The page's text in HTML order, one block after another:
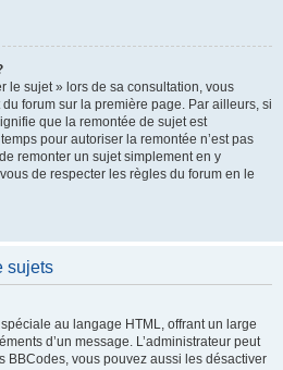
le sujet » lors de sa consultation, vous
forum sur la première page. Par ailleurs, si
que la remontée de sujet est
pour autoriser la remontée n’est pas
remonter un sujet simplement en y
de respecter les règles du forum en le
sujets
au langage HTML, offrant un large
d’un message. L’administrateur peut
BBCodes, vous pouvez aussi les désactiver